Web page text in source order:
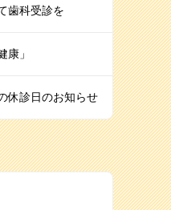
歯科受診を
康」
休診日のお知らせ